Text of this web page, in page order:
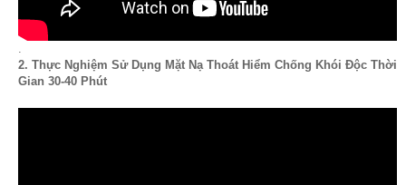
.
2. Thực Nghiệm Sử Dụng Mặt Nạ Thoát Hiểm Chống Khói Độc Thời
Gian 30-40 Phút